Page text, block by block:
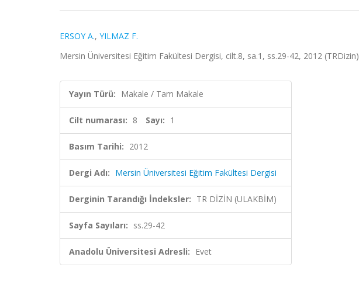
ERSOY A., YILMAZ F.
Mersin Üniversitesi Eğitim Fakültesi Dergisi, cilt.8, sa.1, ss.29-42, 2012 (TRDizin)
Yayın Türü: Makale / Tam Makale
Cilt numarası: 8 Sayı: 1
Basım Tarihi: 2012
Dergi Adı: Mersin Üniversitesi Eğitim Fakültesi Dergisi
Derginin Tarandığı İndeksler: TR DİZİN (ULAKBİM)
Sayfa Sayıları: ss.29-42
Anadolu Üniversitesi Adresli: Evet